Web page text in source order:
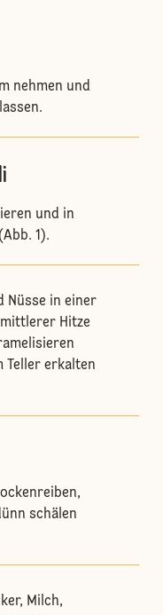
nehmen und
und in
1).
Nüsse in einer
Hitze
Teller erkalten
schälen
Milch,